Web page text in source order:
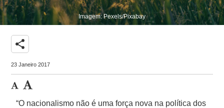
Imagem: Pexels/Pixabay
share
23 Janeiro 2017
“O nacionalismo não é uma força nova na política dos